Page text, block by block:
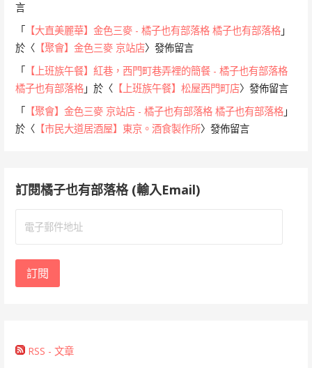
言
「
【大直美麗華】金色三麥 - 橘子也有部落格 橘子也有部落格 」
於〈 【聚會】金色三麥 京站店〉發佈留言
「
【上班族午餐】紅巷，西門町巷弄裡的簡餐 - 橘子也有部落格
橘子也有部落格 」於〈 【上班族午餐】松屋西門町店〉發佈留言
「
【聚會】金色三麥 京站店 - 橘子也有部落格 橘子也有部落格 」
於〈 【市民大道居酒屋】東京。酒食製作所〉發佈留言
訂閱橘子也有部落格 (輸入Email)
地
訂閱
RSS - 文章